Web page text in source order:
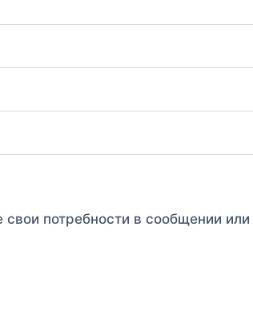
потребности в сообщении или